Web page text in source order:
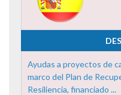
Ayudas a proyectos de
marco del Plan de
Resiliencia, financiado ...